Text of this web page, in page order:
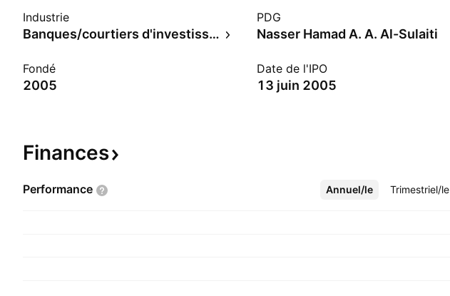
Industrie
Banques/courtiers d'investissement
PDG
Nasser Hamad A. A. Al-Sulaiti
Fondé
2005
Date de l'IPO
13 juin 2005
Finances
Performance Annuel/le Trimestriel/le
Plus